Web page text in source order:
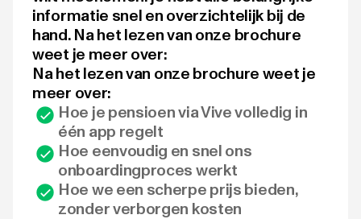
informatie snel en overzichtelijk bij de
hand. Na het lezen van onze brochure
weet je meer over:
Na het lezen van onze brochure weet je
meer over:
Hoe je pensioen via Vive volledig in
één app regelt
Hoe eenvoudig en snel ons
onboardingproces werkt
Hoe we een scherpe prijs bieden,
zonder verborgen kosten